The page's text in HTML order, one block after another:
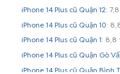
iPhone 14 Plus cũ Quận 12:
iPhone 14 Plus cũ Quận 10:
iPhone 14 Plus cũ Quận 1: 8,8
iPhone 14 Plus cũ Quận Gò
iPhone 14 Plus cũ Quận Bình